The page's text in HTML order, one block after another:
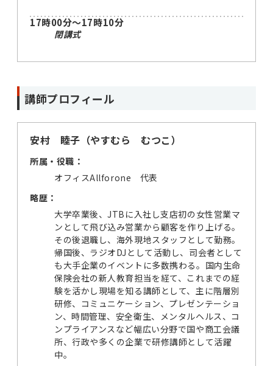
17時00分～17時10分
閉講式
講師プロフィール
安村 睦子（やすむら むつこ）
所属・役職：
オフィスAllforone 代表
略歴：
大学卒業後、JTBに入社し支店初の女性営業マ
ンとして飛び込み営業から顧客を作り上げる。
その後退職し、海外現地スタッフとして勤務。
帰国後、ラジオDJとして活動し、司会者として
も大手企業のイベントに多数携わる。国内生命
保険会社の新人教育担当を経て、これまでの経
験を活かし現場を知る講師として、主に階層別
研修、コミュニケーション、プレゼンテーショ
ン、時間管理、安全衛生、メンタルヘルス、コ
ンプライアンスなど幅広い分野で国や商工会議
所、行政や多くの企業で研修講師として活躍
中。